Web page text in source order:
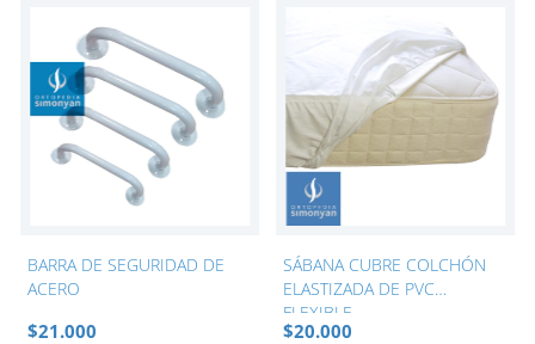
BARRA DE SEGURIDAD DE
ACERO
$21.000
SÁBANA CUBRE COLCHÓN
ELASTIZADA DE PVC
FLEXIBLE
$20.000